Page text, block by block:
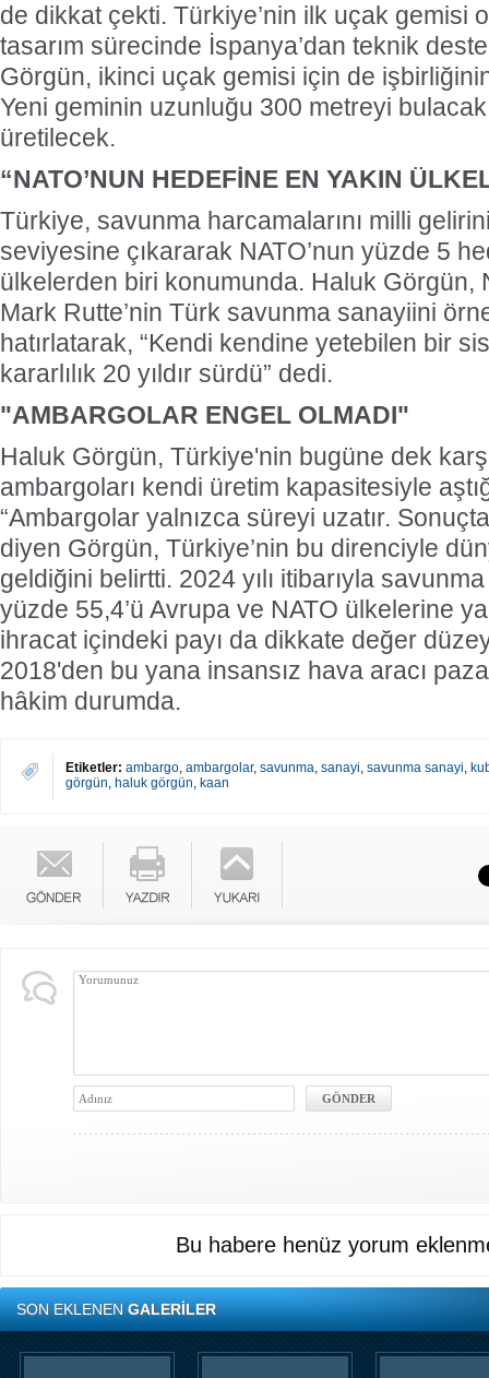
de dikkat çekti. Türkiye’nin ilk uçak gemisi
tasarım sürecinde İspanya’dan teknik
Görgün, ikinci uçak gemisi için de
Yeni geminin uzunluğu 300 metreyi
üretilecek.
“NATO’NUN HEDEFİNE EN YAKIN
Türkiye, savunma harcamalarını milli
seviyesine çıkararak NATO’nun yüzde 5
ülkelerden biri konumunda. Haluk Görgün,
Mark Rutte’nin Türk savunma sanayiini
hatırlatarak, “Kendi kendine yetebilen bir
kararlılık 20 yıldır sürdü” dedi.
"AMBARGOLAR ENGEL OLMADI"
Haluk Görgün, Türkiye'nin bugüne dek
ambargoları kendi üretim kapasitesiyle
“Ambargolar yalnızca süreyi uzatır.
diyen Görgün, Türkiye’nin bu direnciyle
geldiğini belirtti. 2024 yılı itibarıyla
yüzde 55,4’ü Avrupa ve NATO ülkelerine
ihracat içindeki payı da dikkate değer
2018'den bu yana insansız hava aracı
hâkim durumda.
Etiketler: ambargo, ambargolar, savunma, sanayi, savunma sanayi,
görgün, haluk görgün, kaan
Bu habere henüz yorum
SON EKLENENGALERİLER